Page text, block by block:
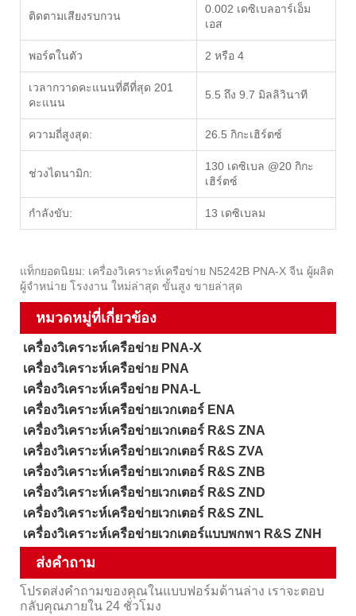
ติดตามเสียงรบกวน
0.002 เดซิเบลอาร์เอ็ม
เอส
พอร์ตในตัว 2 หรือ 4
เวลากวาดคะแนนที่ดีที่สุด 201
คะแนน
5.5 ถึง 9.7 มิลลิวินาที
ความถี่สูงสุด: 26.5 กิกะเฮิร์ตซ์
ช่วงไดนามิก:
130 เดซิเบล @20 กิกะ
เฮิร์ตซ์
กำลังขับ: 13 เดซิเบลม
แท็กยอดนิยม: เครื่องวิเคราะห์เครือข่าย N5242B PNA-X จีน ผู้ผลิต
ผู้จำหน่าย โรงงาน ใหม่ล่าสุด ขั้นสูง ขายล่าสุด
หมวดหมู่ที่เกี่ยวข้อง
เครื่องวิเคราะห์เครือข่าย PNA-X
เครื่องวิเคราะห์เครือข่าย PNA
เครื่องวิเคราะห์เครือข่าย PNA-L
เครื่องวิเคราะห์เครือข่ายเวกเตอร์ ENA
เครื่องวิเคราะห์เครือข่ายเวกเตอร์ R&S ZNA
เครื่องวิเคราะห์เครือข่ายเวกเตอร์ R&S ZVA
เครื่องวิเคราะห์เครือข่ายเวกเตอร์ R&S ZNB
เครื่องวิเคราะห์เครือข่ายเวกเตอร์ R&S ZND
เครื่องวิเคราะห์เครือข่ายเวกเตอร์ R&S ZNL
เครื่องวิเคราะห์เครือข่ายเวกเตอร์แบบพกพา R&S ZNH
ส่งคำถาม
โปรดส่งคำถามของคุณในแบบฟอร์มด้านล่าง เราจะตอบ
กลับคุณภายใน 24 ชั่วโมง